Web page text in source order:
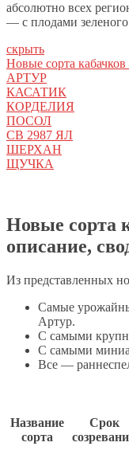
абсолютно всех
— с плодами
скрыть
Новые сорта
АРТУР
КАСАТИК
КОРДЕЛИЯ
ПОСОЛ
СВ 2987 ЯЛ
ШЕРХАН
ЩУЧКА
Новые сорта
описание,
Из представленных
Самые
Артур.
С самыми
С самыми
Все —
Название
сорта
Срок